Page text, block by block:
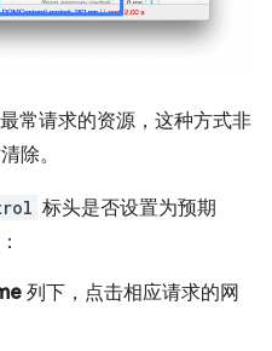
常请求的资源，这种方式非
除。
标头是否设置为预期
列下，点击相应请求的网